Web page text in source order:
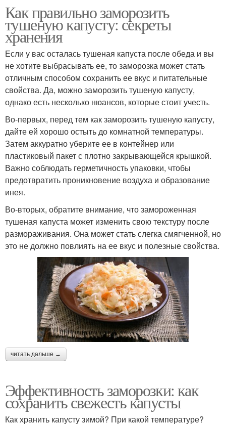
Как правильно заморозить
тушеную капусту: секреты
хранения
Если у вас осталась тушеная капуста после обеда и вы
не хотите выбрасывать ее, то заморозка может стать
отличным способом сохранить ее вкус и питательные
свойства. Да, можно заморозить тушеную капусту,
однако есть несколько нюансов, которые стоит учесть.
Во-первых, перед тем как заморозить тушеную капусту,
дайте ей хорошо остыть до комнатной температуры.
Затем аккуратно уберите ее в контейнер или
пластиковый пакет с плотно закрывающейся крышкой.
Важно соблюдать герметичность упаковки, чтобы
предотвратить проникновение воздуха и образование
инея.
Во-вторых, обратите внимание, что замороженная
тушеная капуста может изменить свою текстуру после
размораживания. Она может стать слегка смягченной, но
это не должно повлиять на ее вкус и полезные свойства.
читать дальше →
Эффективность заморозки: как
сохранить свежесть капусты
Как хранить капусту зимой? При какой температуре?